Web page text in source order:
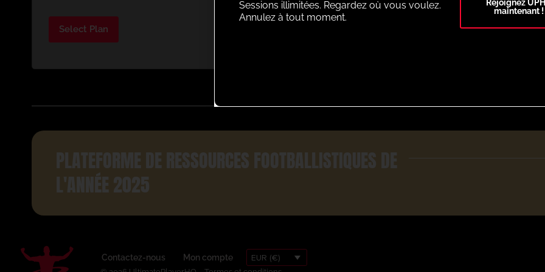
Select Plan
PLATEFORME DE RESSOURCES FOOTBALLISTIQUES DE
L'ANNÉE 2025
Contactez-nous Mon compte EUR (€)
Sessions illimitées. Regardez où vous voulez.
Annulez à tout moment.
Rejoignez
maintenant !